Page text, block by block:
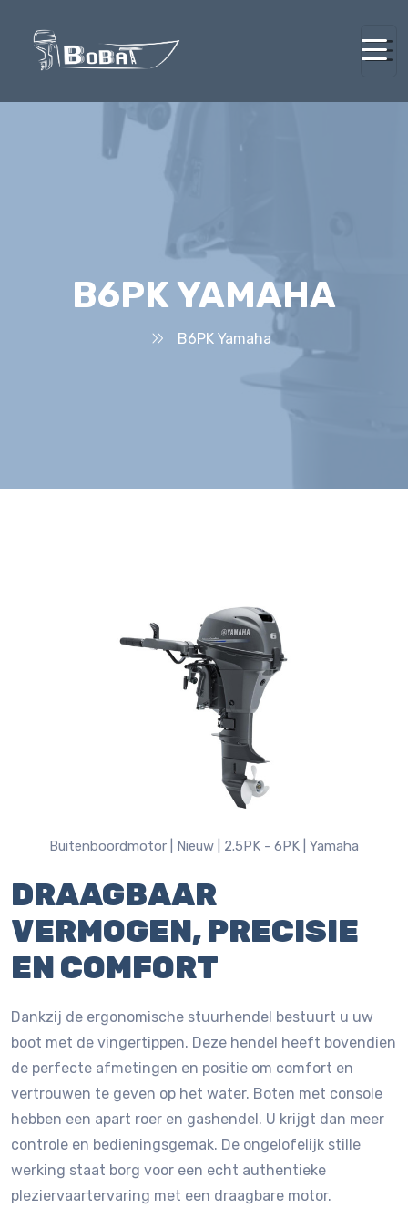
B6PK YAMAHA
B6PK Yamaha
Buitenboordmotor | Nieuw | 2.5PK - 6PK | Yamaha
DRAAGBAAR
VERMOGEN, PRECISIE
EN COMFORT
Dankzij de ergonomische stuurhendel bestuurt u uw
boot met de vingertippen. Deze hendel heeft bovendien
de perfecte afmetingen en positie om comfort en
vertrouwen te geven op het water. Boten met console
hebben een apart roer en gashendel. U krijgt dan meer
controle en bedieningsgemak. De ongelofelijk stille
werking staat borg voor een echt authentieke
pleziervaartervaring met een draagbare motor.